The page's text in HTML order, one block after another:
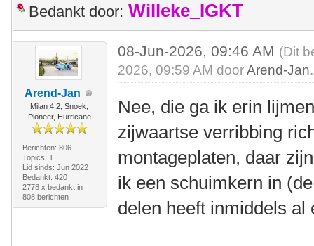
Bedankt door: Willeke_IGKT
Arend-Jan
Milan 4.2, Snoek,
Pioneer, Hurricane
Berichten: 806
Topics: 1
Lid sinds: Jun 2022
Bedankt: 420
2778 x bedankt in
808 berichten
08-Jun-2026, 09:46 AM (Dit
2026, 09:59 AM doorArend-Jan
Nee, die ga ik erin
zijwaartse verribbing
montageplaten, daar
ik een schuimkern in
delen heeft inmiddels